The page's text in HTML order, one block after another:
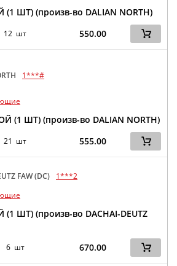
ШТ) (произв-во DALIAN NORTH)
12 шт 550.00
1***#
(1 ШТ) (произв-во DALIAN NORTH)
21 шт 555.00
FAW (DC)
1***2
ШТ) (произв-во DACHAI-DEUTZ
6 шт 670.00